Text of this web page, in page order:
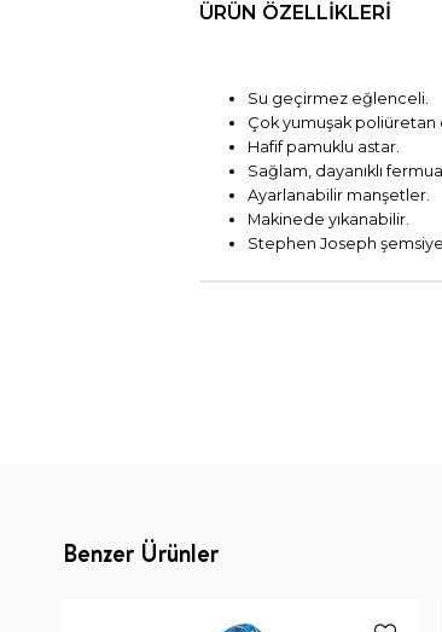
ÜRÜN ÖZELLIKLERI
Su geçirmez eğlenceli.
Çok yumuşak poliüretan
Hafif pamuklu astar.
Sağlam, dayanıklı
Ayarlanabilir manşetler.
Makinede yıkanabilir.
Stephen Joseph
Benzer Ürünler